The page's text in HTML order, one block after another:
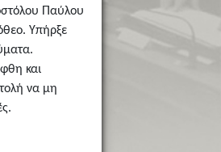
Παύλου
Υπήρξε
και
να μη